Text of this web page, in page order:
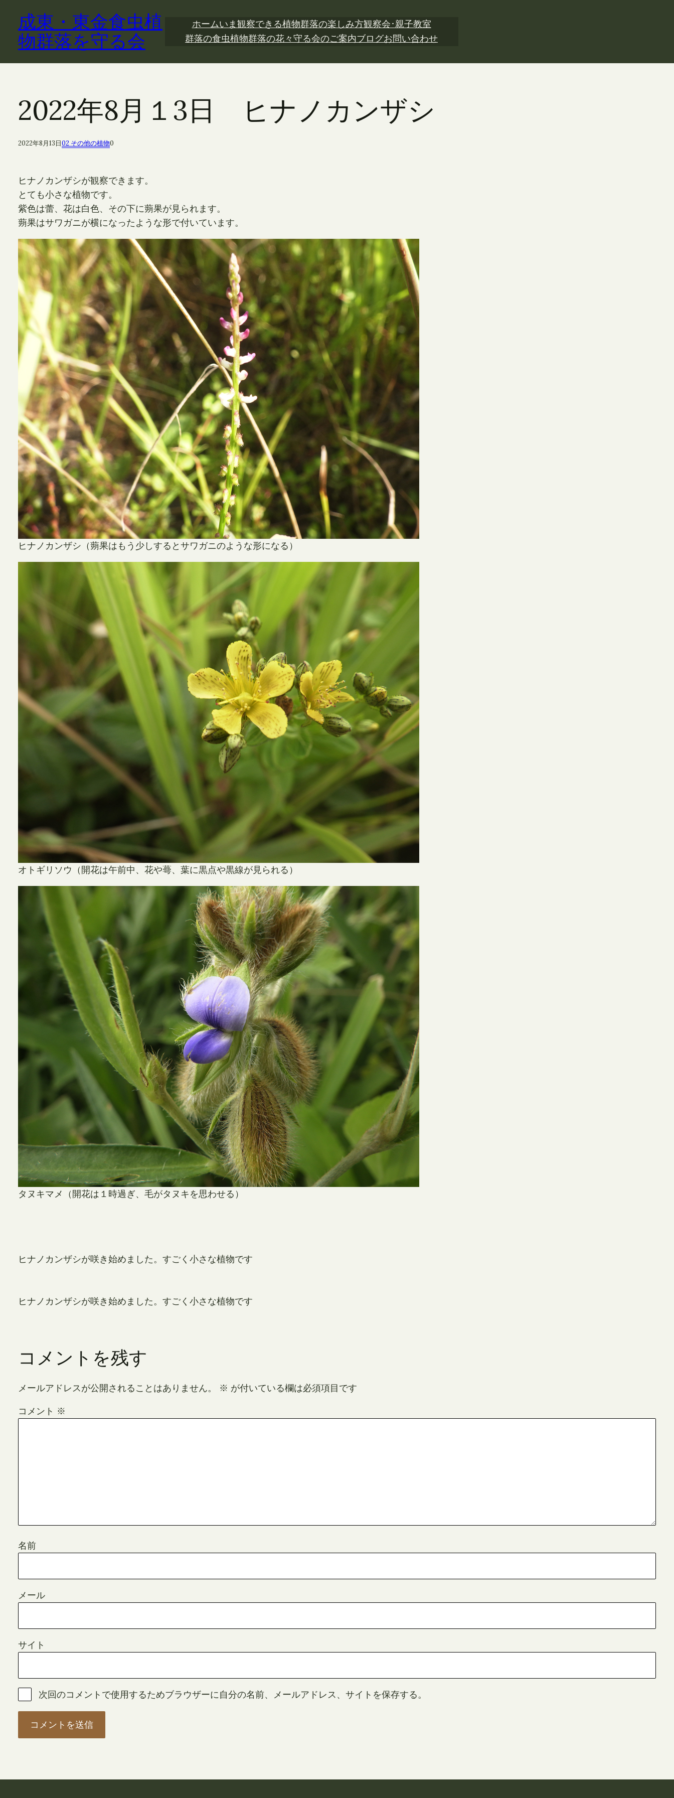
キ
成東・東金食虫植
物群落を守る会
ホームいま観察できる植物群落の楽しみ方観察会･親子教室
群落の食虫植物群落の花々守る会のご案内ブログお問い合わせ
2022年8月１3日 ヒナノカンザシ
2022年8月13日02 その他の植物0
ヒナノカンザシが観察できます。
とても小さな植物です。
紫色は蕾、花は白色、その下に蒴果が見られます。
蒴果はサワガニが横になったような形で付いています。
ヒナノカンザシ（蒴果はもう少しするとサワガニのような形になる）
オトギリソウ（開花は午前中、花や蕚、葉に黒点や黒線が見られる）
タヌキマメ（開花は１時過ぎ、毛がタヌキを思わせる）
ヒナノカンザシが咲き始めました。すごく小さな植物です
ヒナノカンザシが咲き始めました。すごく小さな植物です
コメントを残す
メールアドレスが公開されることはありません。 ※ が付いている欄は必須項目です
コメント ※
名前
メール
サイト
次回のコメントで使用するためブラウザーに自分の名前、メールアドレス、サイトを保存する。